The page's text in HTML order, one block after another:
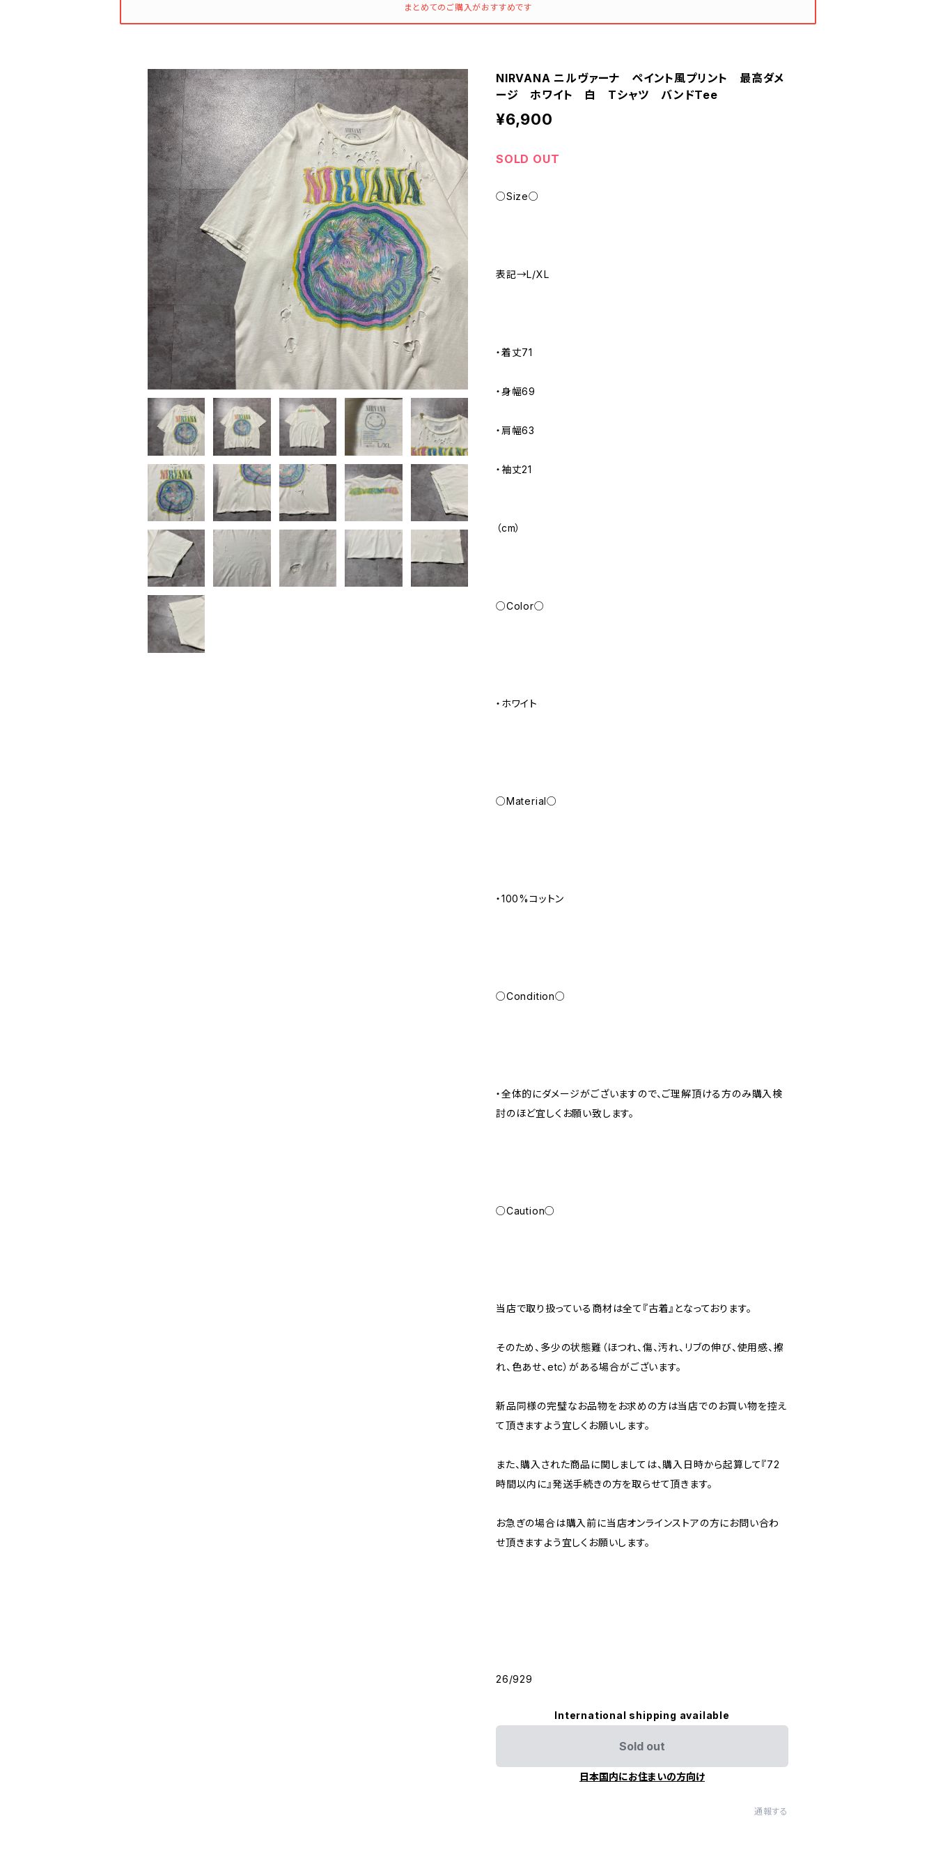
まとめてのご購入がおすすめです
NIRVANA ニルヴァーナ ペイント風プリント 最高ダメ
ージ ホワイト 白 Tシャツ バンドTee
¥6,900
SOLD OUT
○Size○
表記→L/XL
・着丈71
・身幅69
・肩幅63
・袖丈21
（cm）
○Color○
・ホワイト
○Material○
・100%コットン
○Condition○
・全体的にダメージがございますので、ご理解頂ける方のみ購入検
討のほど宜しくお願い致します。
○Caution○
当店で取り扱っている商材は全て『古着』となっております。
そのため、多少の状態難（ほつれ、傷、汚れ、リブの伸び、使用感、擦
れ、色あせ、etc）がある場合がございます。
新品同様の完璧なお品物をお求めの方は当店でのお買い物を控え
て頂きますよう宜しくお願いします。
また、購入された商品に関しましては、購入日時から起算して『72
時間以内に』発送手続きの方を取らせて頂きます。
お急ぎの場合は購入前に当店オンラインストアの方にお問い合わ
せ頂きますよう宜しくお願いします。
26/929
International shipping available
Sold out
日本国内にお住まいの方向け
通報する